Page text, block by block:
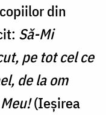
din
Să-Mi
pe tot cel ce
de la om
(Ieșirea